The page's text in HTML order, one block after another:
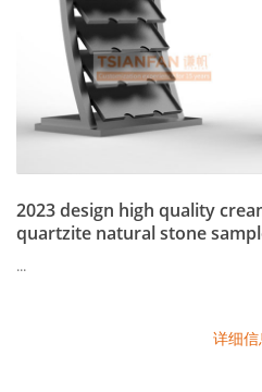
2023 design high quality
quartzite natural stone
...
详细信